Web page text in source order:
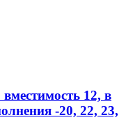
12, в
-20, 22, 23,